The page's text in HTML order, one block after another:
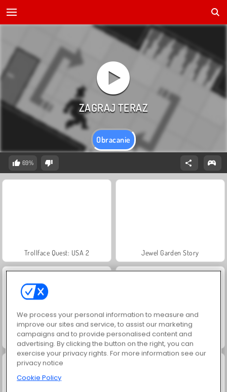
Obracanie
69%
Trollface Quest: USA 2 Jewel Garden Story
Masha and the Bear: Meadows Juice Merge
We process your personal information to measure and
improve our sites and service, to assist our marketing
campaigns and to provide personalised content and
advertising. By clicking the button on the right, you can
exercise your privacy rights. For more information see our
privacy notice
Cookie Policy